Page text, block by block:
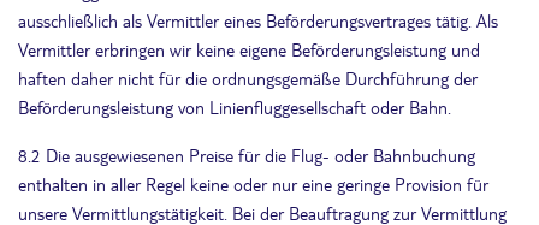
ausschließlich als Vermittler eines Beförderungsvertrages tätig. Als
Vermittler erbringen wir keine eigene Beförderungsleistung und
haften daher nicht für die ordnungsgemäße Durchführung der
Beförderungsleistung von Linienfluggesellschaft oder Bahn.
8.2 Die ausgewiesenen Preise für die Flug- oder Bahnbuchung
enthalten in aller Regel keine oder nur eine geringe Provision für
unsere Vermittlungstätigkeit. Bei der Beauftragung zur Vermittlung